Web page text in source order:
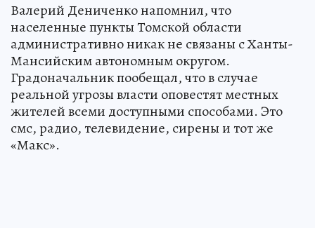
Валерий Дениченко напомнил, что
населенные пункты Томской области
административно никак не связаны с Ханты-
Мансийским автономным округом.
Градоначальник пообещал, что в случае
реальной угрозы власти оповестят местных
жителей всеми доступными способами. Это
смс, радио, телевидение, сирены и тот же
«Макс».